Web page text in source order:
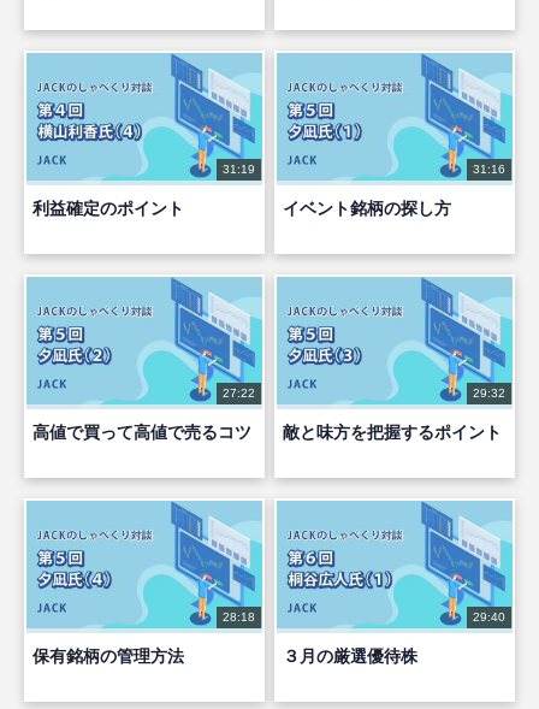
31:19
利益確定のポイント
31:16
イベント銘柄の探し方
27:22
高値で買って高値で売るコツ
29:32
敵と味方を把握するポイント
28:18
保有銘柄の管理方法
29:40
３月の厳選優待株